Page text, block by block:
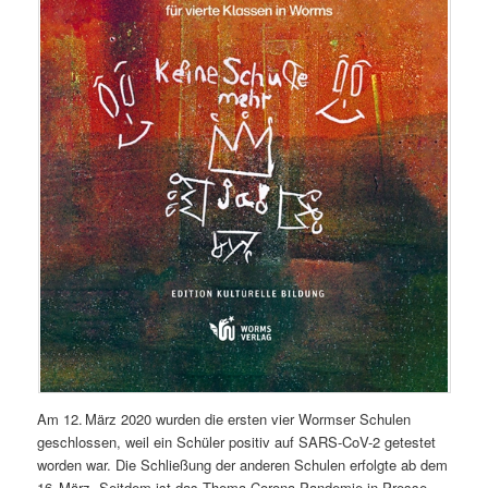
Am 12. März 2020 wurden die ersten vier Wormser Schulen
geschlossen, weil ein Schüler positiv auf SARS-CoV-2 getestet
worden war. Die Schließung der anderen Schulen erfolgte ab dem